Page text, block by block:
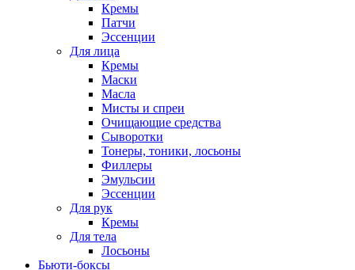
Кремы
Патчи
Эссенции
Для лица
Кремы
Маски
Масла
Мисты и спреи
Очищающие средства
Сыворотки
Тонеры, тоники, лосьоны
Филлеры
Эмульсии
Эссенции
Для рук
Кремы
Для тела
Лосьоны
Бьюти-боксы